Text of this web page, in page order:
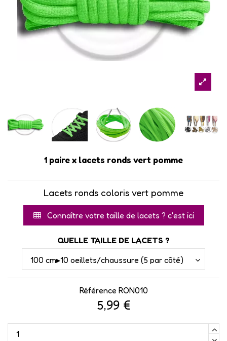
1 paire x lacets ronds vert pomme
Lacets ronds coloris vert pomme
Connaître votre taille de lacets ? c'est ici
QUELLE TAILLE DE LACETS ?
Référence RON010
5,99 €